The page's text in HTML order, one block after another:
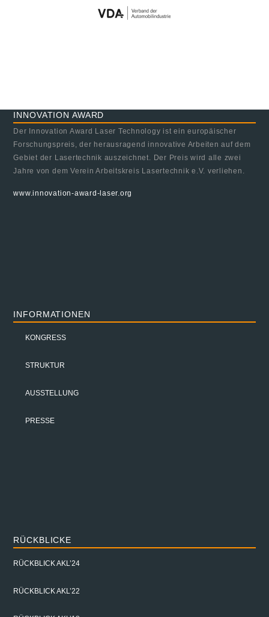
INNOVATION AWARD
Der Innovation Award Laser Technology ist ein europäischer
Forschungspreis, der herausragend innovative Arbeiten auf dem
Gebiet der Lasertechnik auszeichnet. Der Preis wird alle zwei
Jahre von dem Verein Arbeitskreis Lasertechnik e.V. verliehen.
www.innovation-award-laser.org
INFORMATIONEN
KONGRESS
STRUKTUR
AUSSTELLUNG
PRESSE
RÜCKBLICKE
RÜCKBLICK AKL’24
RÜCKBLICK AKL’22